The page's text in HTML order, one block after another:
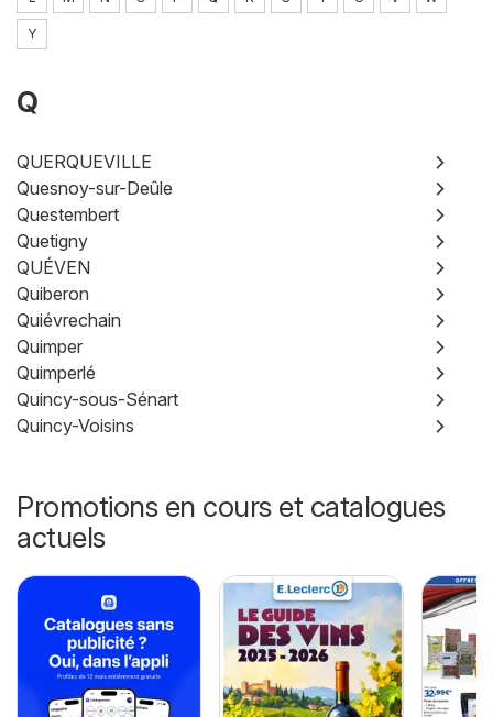
Y
Q
QUERQUEVILLE
Quesnoy-sur-Deûle
Questembert
Quetigny
QUÉVEN
Quiberon
Quiévrechain
Quimper
Quimperlé
Quincy-sous-Sénart
Quincy-Voisins
Promotions en cours et catalogues
actuels